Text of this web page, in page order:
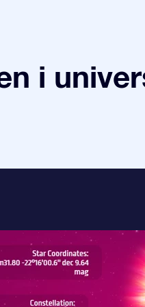
i